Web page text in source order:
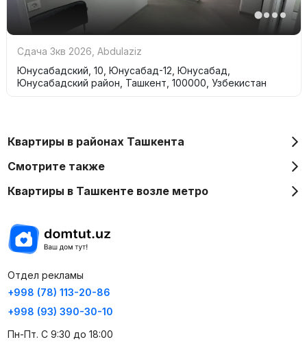
Сдача 3кв 2026 Abdulaziz
Юнусабадский, 10, Юнусабад-12, Юнусабад,
Юнусабадский район, Ташкент, 100000, Узбекистан
Квартиры в районах Ташкента
Смотрите также
Квартиры в Ташкенте возле метро
Отдел рекламы
+998 (78) 113-20-86
+998 (93) 390-30-10
Пн-Пт. С 9:30 до 18:00